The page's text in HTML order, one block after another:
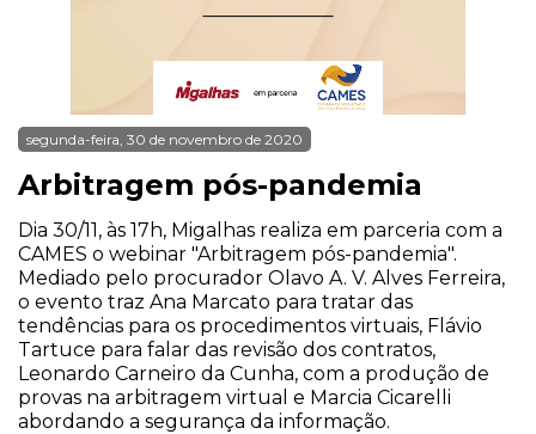
segunda-feira, 30 de novembro de 2020
Arbitragem pós-pandemia
Dia 30/11, às 17h, Migalhas realiza em parceria com a
CAMES o webinar "Arbitragem pós-pandemia".
Mediado pelo procurador Olavo A. V. Alves Ferreira,
o evento traz Ana Marcato para tratar das
tendências para os procedimentos virtuais, Flávio
Tartuce para falar das revisão dos contratos,
Leonardo Carneiro da Cunha, com a produção de
provas na arbitragem virtual e Marcia Cicarelli
abordando a segurança da informação.